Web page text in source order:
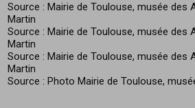
Source : Mairie de Toulouse, musée des
Martin
Source : Mairie de Toulouse, musée des
Martin
Source : Mairie de Toulouse, musée des
Martin
Source : Photo Mairie de Toulouse,